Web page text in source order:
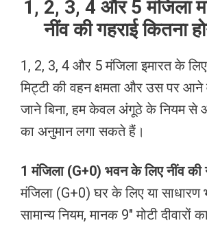
1, 2, 3, 4 और 5 मंजिला
नींव की गहराई कितना
1, 2, 3, 4 और 5 मंजिला इमारत के लिए
मिट्टी की वहन क्षमता और उस पर आने
जाने बिना, हम केवल अंगूठे के नियम से
का अनुमान लगा सकते हैं।
1 मंजिला (G+0) भवन के लिए नींव की
मंजिला (G+0) घर के लिए या
सामान्य नियम, मानक 9″ मोटी दीवारों